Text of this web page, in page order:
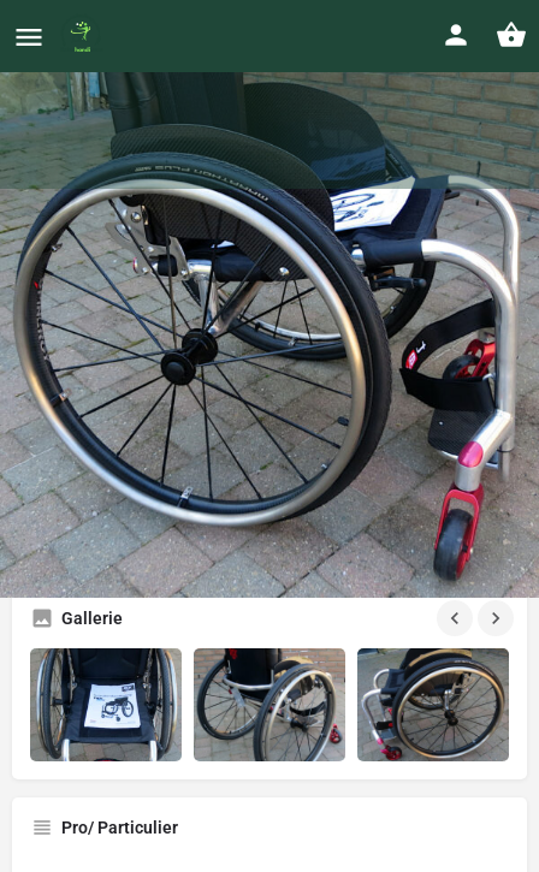
a vendre fauteuil roulant RGK SUB
4 NEUF
Prix
6 400€ 0659395661
eric.lucia.tmv@gmail.com
Votre annonce
Appeler Envoyer un message Envoyer un
Gallerie
Pro/ Particulier